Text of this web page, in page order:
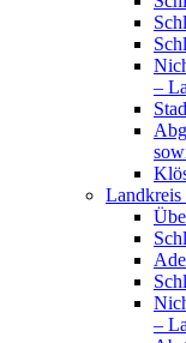
–
Landkreis
–